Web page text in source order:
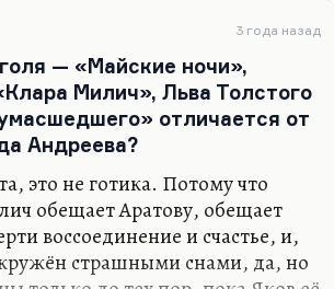
уже давно контакт с
педагогики.
3 года назад
— «Майские ночи»,
Милич», Льва Толстого
отличается от
Андреева?
это не готика. Потому что
обещает Аратову, обещает
воссоединение и счастье, и,
страшными снами, да, но